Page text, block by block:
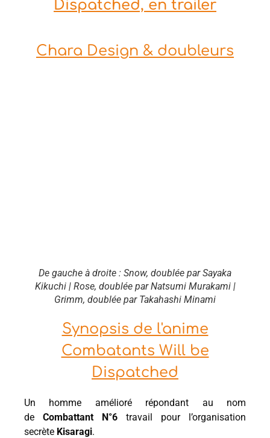
Dispatched, en trailer
Chara Design & doubleurs
De gauche à droite : Snow, doublée par Sayaka
Kikuchi | Rose, doublée par Natsumi Murakami |
Grimm, doublée par Takahashi Minami
Synopsis de l'anime
Combatants Will be
Dispatched
Un homme amélioré répondant au nom
de Combattant N°6 travail pour l’organisation
secrète Kisaragi.